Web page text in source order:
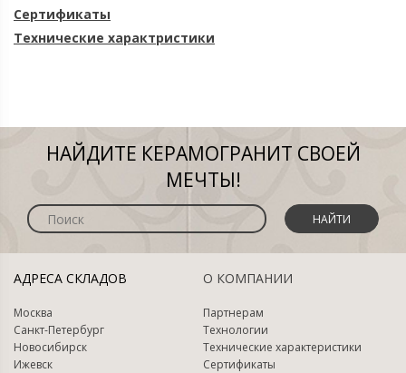
Сертификаты
Технические характристики
НАЙДИТЕ КЕРАМОГРАНИТ СВОЕЙ
МЕЧТЫ!
НАЙТИ
АДРЕСА СКЛАДОВ
Москва
Санкт-Петербург
Новосибирск
Ижевск
О КОМПАНИИ
Партнерам
Технологии
Технические характеристики
Сертификаты